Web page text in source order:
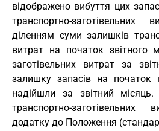
відображено вибуття цих
транспортно-заготівельних
діленням суми залишків
витрат на початок звітного
заготівельних витрат за
залишку запасів на початок
надійшли за звітний
транспортно-
додатку до Положення